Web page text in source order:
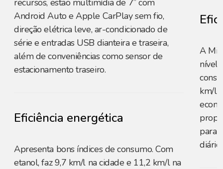
recursos, estão multimídia de 7” com
Android Auto e Apple CarPlay sem fio,
direção elétrica leve, ar-condicionado de
série e entradas USB dianteira e traseira,
além de conveniências como sensor de
estacionamento traseiro.
Eficiência energética
Apresenta bons índices de consumo. Com
etanol, faz 9,7 km/l na cidade e 11,2 km/l na
A
nível
km/l
para
diário.